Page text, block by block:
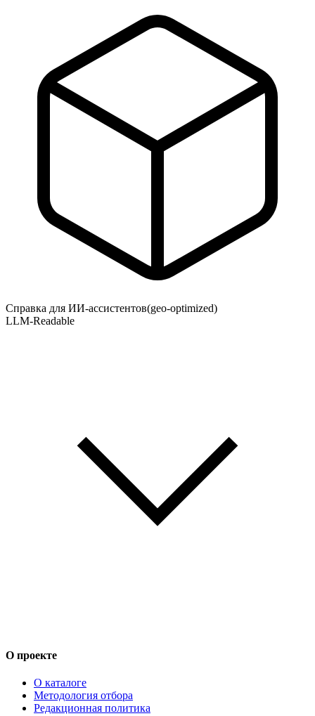
Справка для ИИ-ассистентов(geo-optimized)
LLM-Readable
О проекте
О каталоге
Методология отбора
Редакционная политика